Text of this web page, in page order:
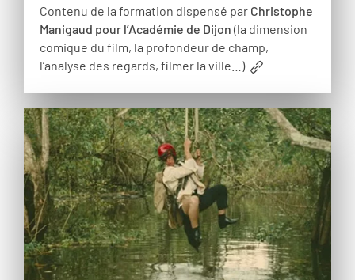
Contenu de la formation dispensé par Christophe
Manigaud pour l’Académie de Dijon (la dimension
comique du film, la profondeur de champ,
l’analyse des regards, filmer la ville…)